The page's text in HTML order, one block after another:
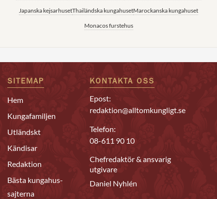
Japanska kejsarhusetThailändska kungahusetMarockanska kungahuset
Monacos furstehus
SITEMAP
Hem
Kungafamiljen
Utländskt
Kändisar
Redaktion
Bästa kungahus-
sajterna
KONTAKTA OSS
Epost:
redaktion@alltomkungligt.se
Telefon:
08-611 90 10
Chefredaktör & ansvarig
utgivare
Daniel Nyhlén